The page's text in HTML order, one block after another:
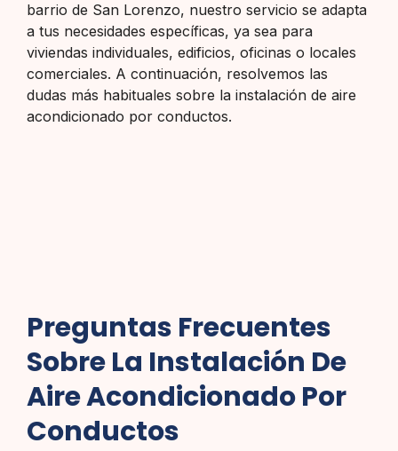
barrio de San Lorenzo, nuestro servicio se adapta
a tus necesidades específicas, ya sea para
viviendas individuales, edificios, oficinas o locales
comerciales. A continuación, resolvemos las
dudas más habituales sobre la instalación de aire
acondicionado por conductos.
Preguntas Frecuentes
Sobre La Instalación De
Aire Acondicionado Por
Conductos